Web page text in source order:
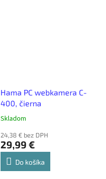
Hama PC webkamera C-
400, čierna
Skladom
24,38 € bez DPH
29,99 €
Do košíka